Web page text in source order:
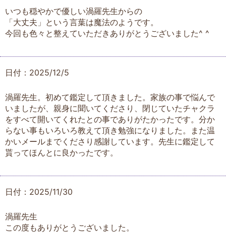
いつも穏やかで優しい渦羅先生からの
「大丈夫」という言葉は魔法のようです。
今回も色々と整えていただきありがとうございました^ ^
日付：2025/12/5
渦羅先生。初めて鑑定して頂きました。家族の事で悩んで
いましたが、親身に聞いてくださり、閉じていたチャクラ
をすべて開いてくれたとの事でありがたかったです。分か
らない事もいろいろ教えて頂き勉強になりました。また温
かいメールまでくださり感謝しています。先生に鑑定して
貰ってほんとに良かったです。
日付：2025/11/30
渦羅先生
この度もありがとうございました。